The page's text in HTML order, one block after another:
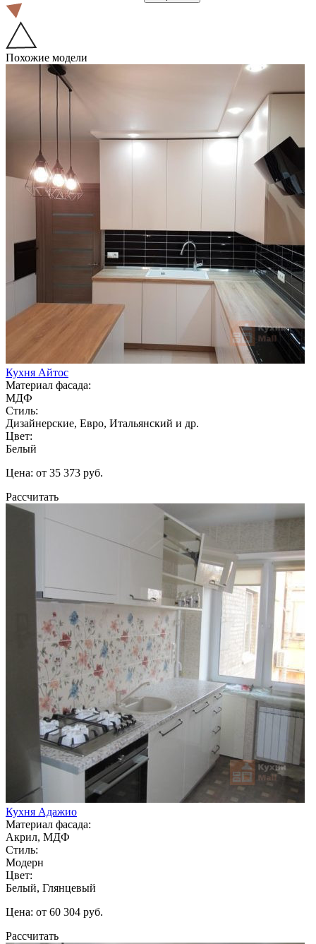
Похожие модели
Кухня Айтос
Материал фасада:
МДФ
Стиль:
Дизайнерские, Евро, Итальянский и др.
Цвет:
Белый
Цена: от 35 373 руб.
Рассчитать
Кухня Адажио
Материал фасада:
Акрил, МДФ
Стиль:
Модерн
Цвет:
Белый, Глянцевый
Цена: от 60 304 руб.
Рассчитать